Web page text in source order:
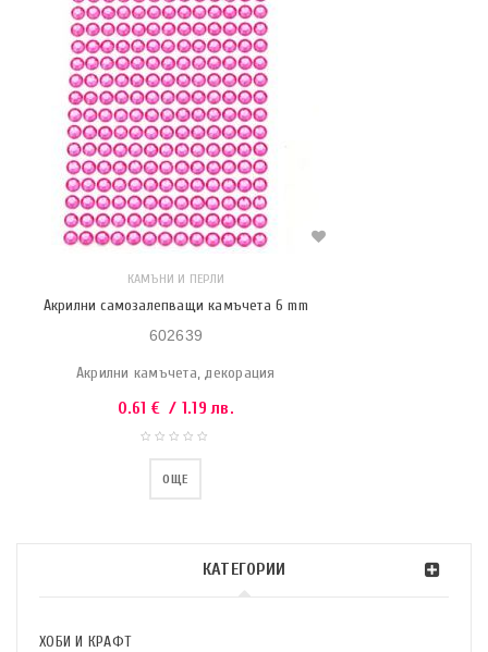
КАТЕГОРИИ
ХОБИ И КРАФТ
КАМЪНИ И ПЕРЛИ
Акрилни самозалепващи камъчета 6 mm
602639
Акрилни камъчета, декорация
0.61 € / 1.19 лв.
ОЩЕ